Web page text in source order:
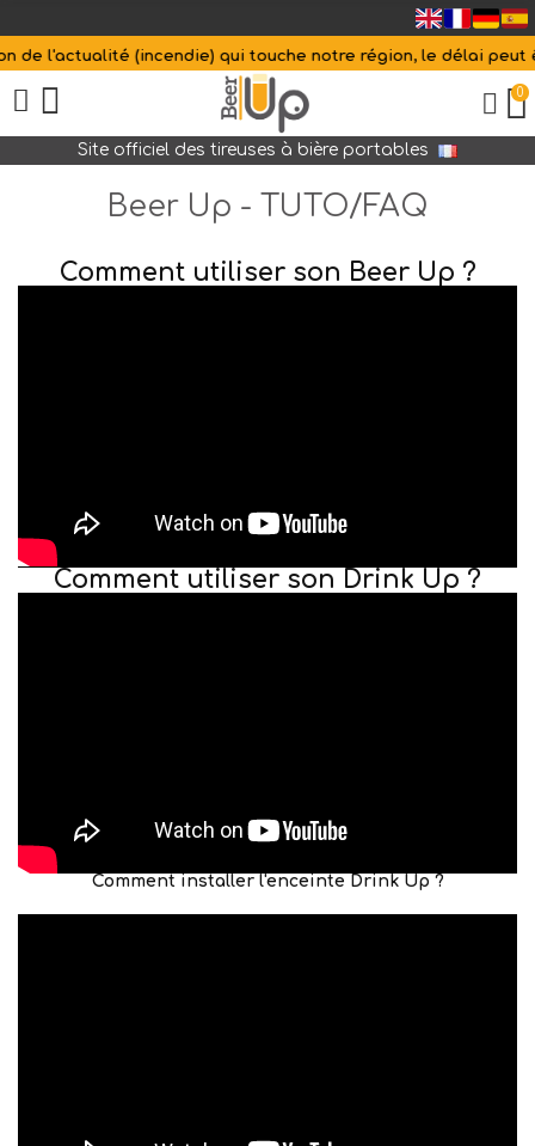
l'actualité (incendie) qui touche notre région, le délai peut
0
Site officiel des tireuses à bière portables
Beer Up - TUTO/FAQ
Comment utiliser son Beer Up ?
Comment utiliser son Drink Up ?
Comment installer l'enceinte Drink Up ?